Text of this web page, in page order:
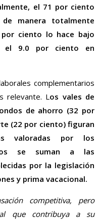
el 71 por ciento
manera totalmente
ciento lo hace bajo
el 9.0 por ciento en
complementarios
relevante. Los vales de
de ahorro (32 por
(22 por ciento) figuran
valoradas por los
se suman a las
por la legislación
y prima vacacional.
competitiva, pero
que contribuya a su